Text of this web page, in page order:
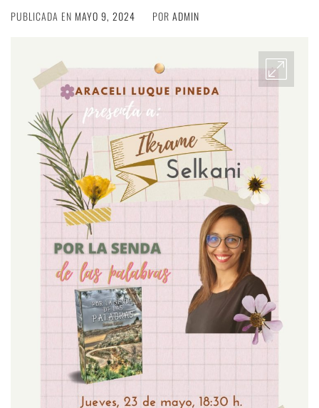
PUBLICADA EN MAYO 9, 2024 POR ADMIN